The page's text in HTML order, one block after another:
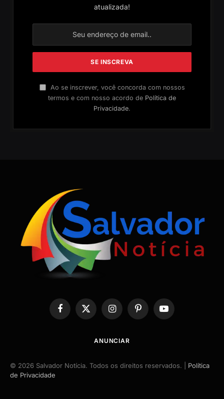
atualizada!
Ao se inscrever, você concorda com nossos
termos e com nosso acordo de Política de
Privacidade.
Facebook
X
InstagramPinterestYouTube
ANUNCIAR
© 2026 Salvador Notícia. Todos os direitos reservados. | Política
de Privacidade